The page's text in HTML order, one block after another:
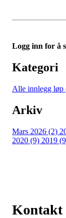
Logg inn for å
Kategori
Alle innlegg løp
Arkiv
Mars 2026 (2)
2020 (9) 2019
Kontakt